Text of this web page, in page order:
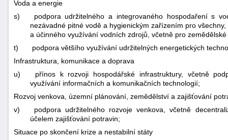
Voda a energie
s)
podpora udržitelného a integrovaného hospodaření s
nezávadné pitné vodě a hygienickým zařízením pro
a účinného využívání vodních zdrojů, včetně pro
t)
podpora většího využívání udržitelných energetických
Infrastruktura, komunikace a doprava
u)
přínos k rozvoji hospodářské infrastruktury, včetně
využívání informačních a komunikačních technologií;
Rozvoj venkova, územní plánování, zemědělství a zajišťování
v)
podpora udržitelného rozvoje venkova, včetně
účelem zajišťování potravin;
Situace po skončení krize a nestabilní státy